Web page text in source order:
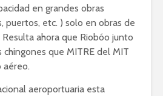
en grandes obras
puertos, etc. ) solo en obras de
ahora que Riobóo junto
chingones que MITRE del MIT
aéreo.
aeroportuaria esta